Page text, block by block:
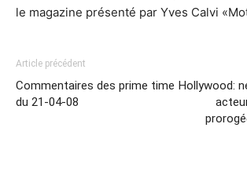
le magazine présenté par Yves Calvi
Article précédent
Commentaires des prime time
du 21-04-08
Hollywood: